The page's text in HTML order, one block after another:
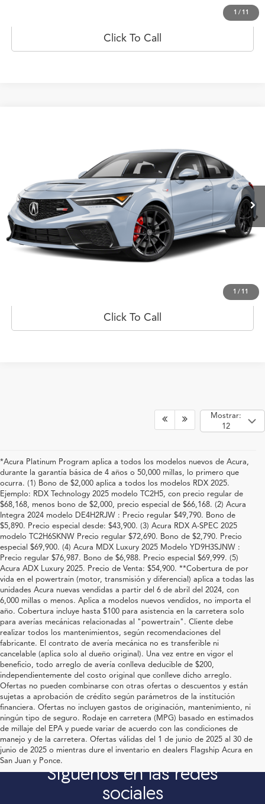
1 / 11
Click To Call
1 / 11
19UDE5G99TA000020Valores:20023061Modelo:DE5G9TEW
Disponible Ext. Int.
Less
Obtener Oferta
Click To Call
Mostrar:
12
*Acura Platinum Program aplica a todos los modelos nuevos de Acura,
durante la garantía básica de 4 años o 50,000 millas, lo primero que
ocurra. (1) Bono de $2,000 aplica a todos los modelos RDX 2025.
Ejemplo: RDX Technology 2025 modelo TC2H5, con precio regular de
$68,168, menos bono de $2,000, precio especial de $66,168. (2) Acura
Integra 2024 modelo DE4H2RJW : Precio regular $49,790. Bono de
$5,890. Precio especial desde: $43,900. (3) Acura RDX A-SPEC 2025
modelo TC2H6SKNW Precio regular $72,690. Bono de $2,790. Precio
especial $69,900. (4) Acura MDX Luxury 2025 Modelo YD9H3SJNW :
Precio regular $76,987. Bono de $6,988. Precio especial $69,999. (5)
Acura ADX Luxury 2025. Precio de Venta: $54,900. **Cobertura de por
vida en el powertrain (motor, transmisión y diferencial) aplica a todas las
unidades Acura nuevas vendidas a partir del 6 de abril del 2024, con
6,000 millas o menos. Aplica a modelos nuevos vendidos, no importa el
año. Cobertura incluye hasta $100 para asistencia en la carretera solo
para averías mecánicas relacionadas al "powertrain". Cliente debe
realizar todos los mantenimientos, según recomendaciones del
fabricante. El contrato de avería mecánica no es transferible ni
cancelable (aplica solo al dueño original). Una vez entre en vigor el
beneficio, todo arreglo de avería conlleva deducible de $200,
independientemente del costo original que conlleve dicho arreglo.
Ofertas no pueden combinarse con otras ofertas o descuentos y están
sujetas a aprobación de crédito según parámetros de la institución
financiera. Ofertas no incluyen gastos de originación, mantenimiento, ni
ningún tipo de seguro. Rodaje en carretera (MPG) basado en estimados
de millaje del EPA y puede variar de acuerdo con las condiciones de
manejo y de la carretera. Ofertas válidas del 1 de junio de 2025 al 30 de
junio de 2025 o mientras dure el inventario en dealers Flagship Acura en
San Juan y Ponce.
Síguenos en las redes
sociales